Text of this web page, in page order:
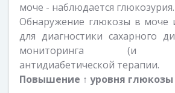
моче - наблюдается глюкозурия.
Обнаружение глюкозы в моче
для диагностики сахарного
мониторинга (и
антидиабетической терапии.
Повышение ↑ уровня глюкозы